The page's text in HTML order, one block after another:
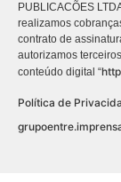
PUBLICACÕES
realizamos
contrato de
autorizamos
conteúdo digital “
Política de